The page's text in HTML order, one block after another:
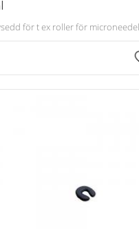
för t ex roller för